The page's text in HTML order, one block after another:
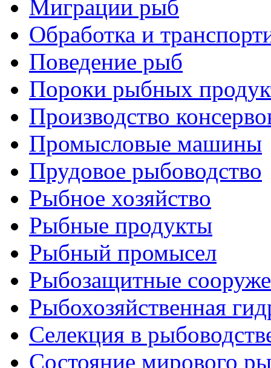
Миграции рыб
Обработка и
Поведение рыб
Пороки рыбных
Производство
Промысловые машины
Прудовое рыбоводство
Рыбное хозяйство
Рыбные продукты
Рыбный промысел
Рыбозащитные
Рыбохозяйственная
Селекция в
Состояние мирового